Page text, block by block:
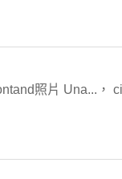
照片 Una...